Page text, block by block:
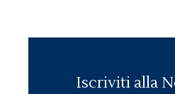
Iscriviti alla